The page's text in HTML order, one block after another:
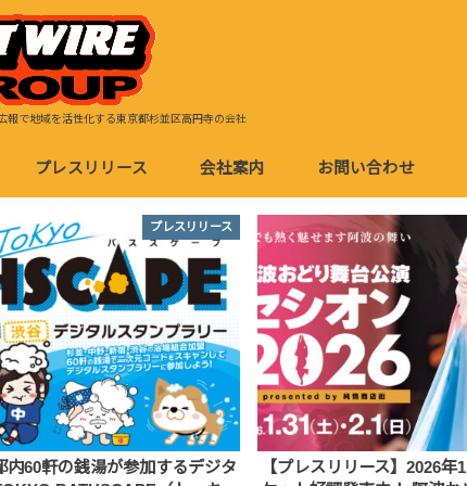
報で地域を活性化する東京都杉並区高円寺の会社
ザイン
プレスリリース 会社案内 お問い合わせ
プレスリリース
内60軒の銭湯が参加するデジタ
【プレスリリース】2026